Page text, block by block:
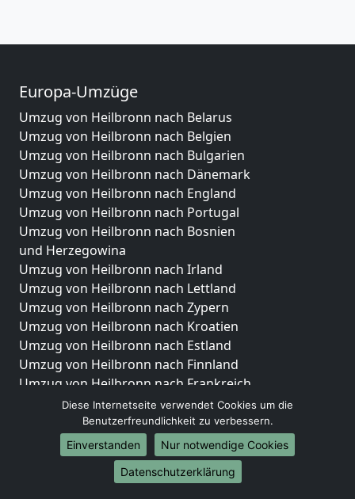
Europa-Umzüge
Umzug von Heilbronn nach Belarus
Umzug von Heilbronn nach Belgien
Umzug von Heilbronn nach Bulgarien
Umzug von Heilbronn nach Dänemark
Umzug von Heilbronn nach England
Umzug von Heilbronn nach Portugal
Umzug von Heilbronn nach Bosnien
und Herzegowina
Umzug von Heilbronn nach Irland
Umzug von Heilbronn nach Lettland
Umzug von Heilbronn nach Zypern
Umzug von Heilbronn nach Kroatien
Umzug von Heilbronn nach Estland
Umzug von Heilbronn nach Finnland
Umzug von Heilbronn nach Frankreich
Umzug von Heilbronn nach Griechenland
Umzug von Heilbronn nach Italien
Umzug von Heilbronn nach Liechtenstein
Umzug von Heilbronn nach Luxemburg
Umzug von Heilbronn nach Niederlande
Diese Internetseite verwendet Cookies um die
Benutzerfreundlichkeit zu verbessern.
Einverstanden
Nur notwendige Cookies
Datenschutzerklärung